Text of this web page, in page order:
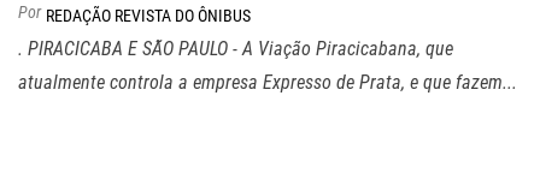
Por REDAÇÃO REVISTA DO ÔNIBUS
. PIRACICABA E SÃO PAULO - A Viação Piracicabana, que
atualmente controla a empresa Expresso de Prata, e que fazem...